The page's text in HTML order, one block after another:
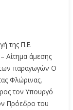
της Π.Ε.
Αίτημα άμεσης
παραγωγών Ο
Φλώρινας,
τον Υπουργό
Πρόεδρο του